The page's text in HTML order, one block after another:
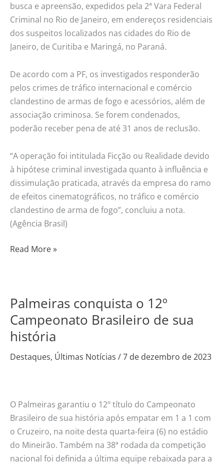
busca e apreensão, expedidos pela 2ª Vara Federal
Criminal no Rio de Janeiro, em endereços residenciais
dos suspeitos localizados nas cidades do Rio de
Janeiro, de Curitiba e Maringá, no Paraná.
De acordo com a PF, os investigados responderão
pelos crimes de tráfico internacional e comércio
clandestino de armas de fogo e acessórios, além de
associação criminosa. Se forem condenados,
poderão receber pena de até 31 anos de reclusão.
“A operação foi intitulada Ficção ou Realidade devido
à hipótese criminal investigada quanto à influência e
dissimulação praticada, através da empresa do ramo
de efeitos cinematográficos, no tráfico e comércio
clandestino de arma de fogo”, concluiu a nota.
(Agência Brasil)
Read More »
Palmeiras conquista o 12º
Campeonato Brasileiro de sua
história
Destaques, Últimas Notícias /7 de dezembro de 2023
O Palmeiras garantiu o 12º título do Campeonato
Brasileiro de sua história após empatar em 1 a 1 com
o Cruzeiro, na noite desta quarta-feira (6) no estádio
do Mineirão. Também na 38ª rodada da competição
nacional foi definida a última equipe rebaixada para a
Palmeiras
conquista
o
12º
Campeonato
história